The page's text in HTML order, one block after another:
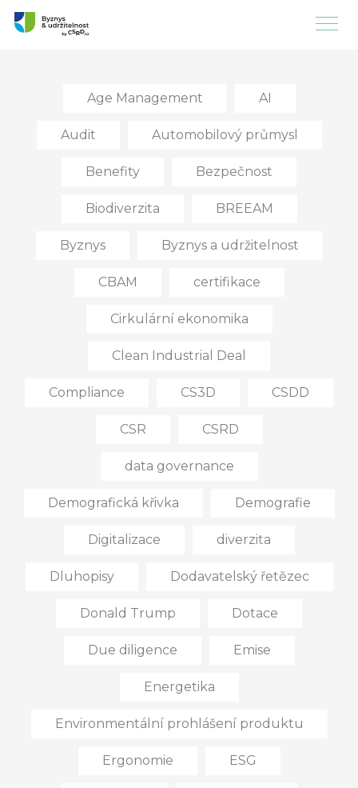
Age Management AI
Audit Automobilový průmysl
Benefity Bezpečnost
Biodiverzita BREEAM
Byznys Byznys a udržitelnost
CBAM certifikace
Cirkulární ekonomika
Clean Industrial Deal
Compliance CS3D CSDD
CSR CSRD
data governance
Demografická křivka Demografie
Digitalizace diverzita
Dluhopisy Dodavatelský řetězec
Donald Trump Dotace
Due diligence Emise
Energetika
Environmentální prohlášení produktu
Ergonomie ESG